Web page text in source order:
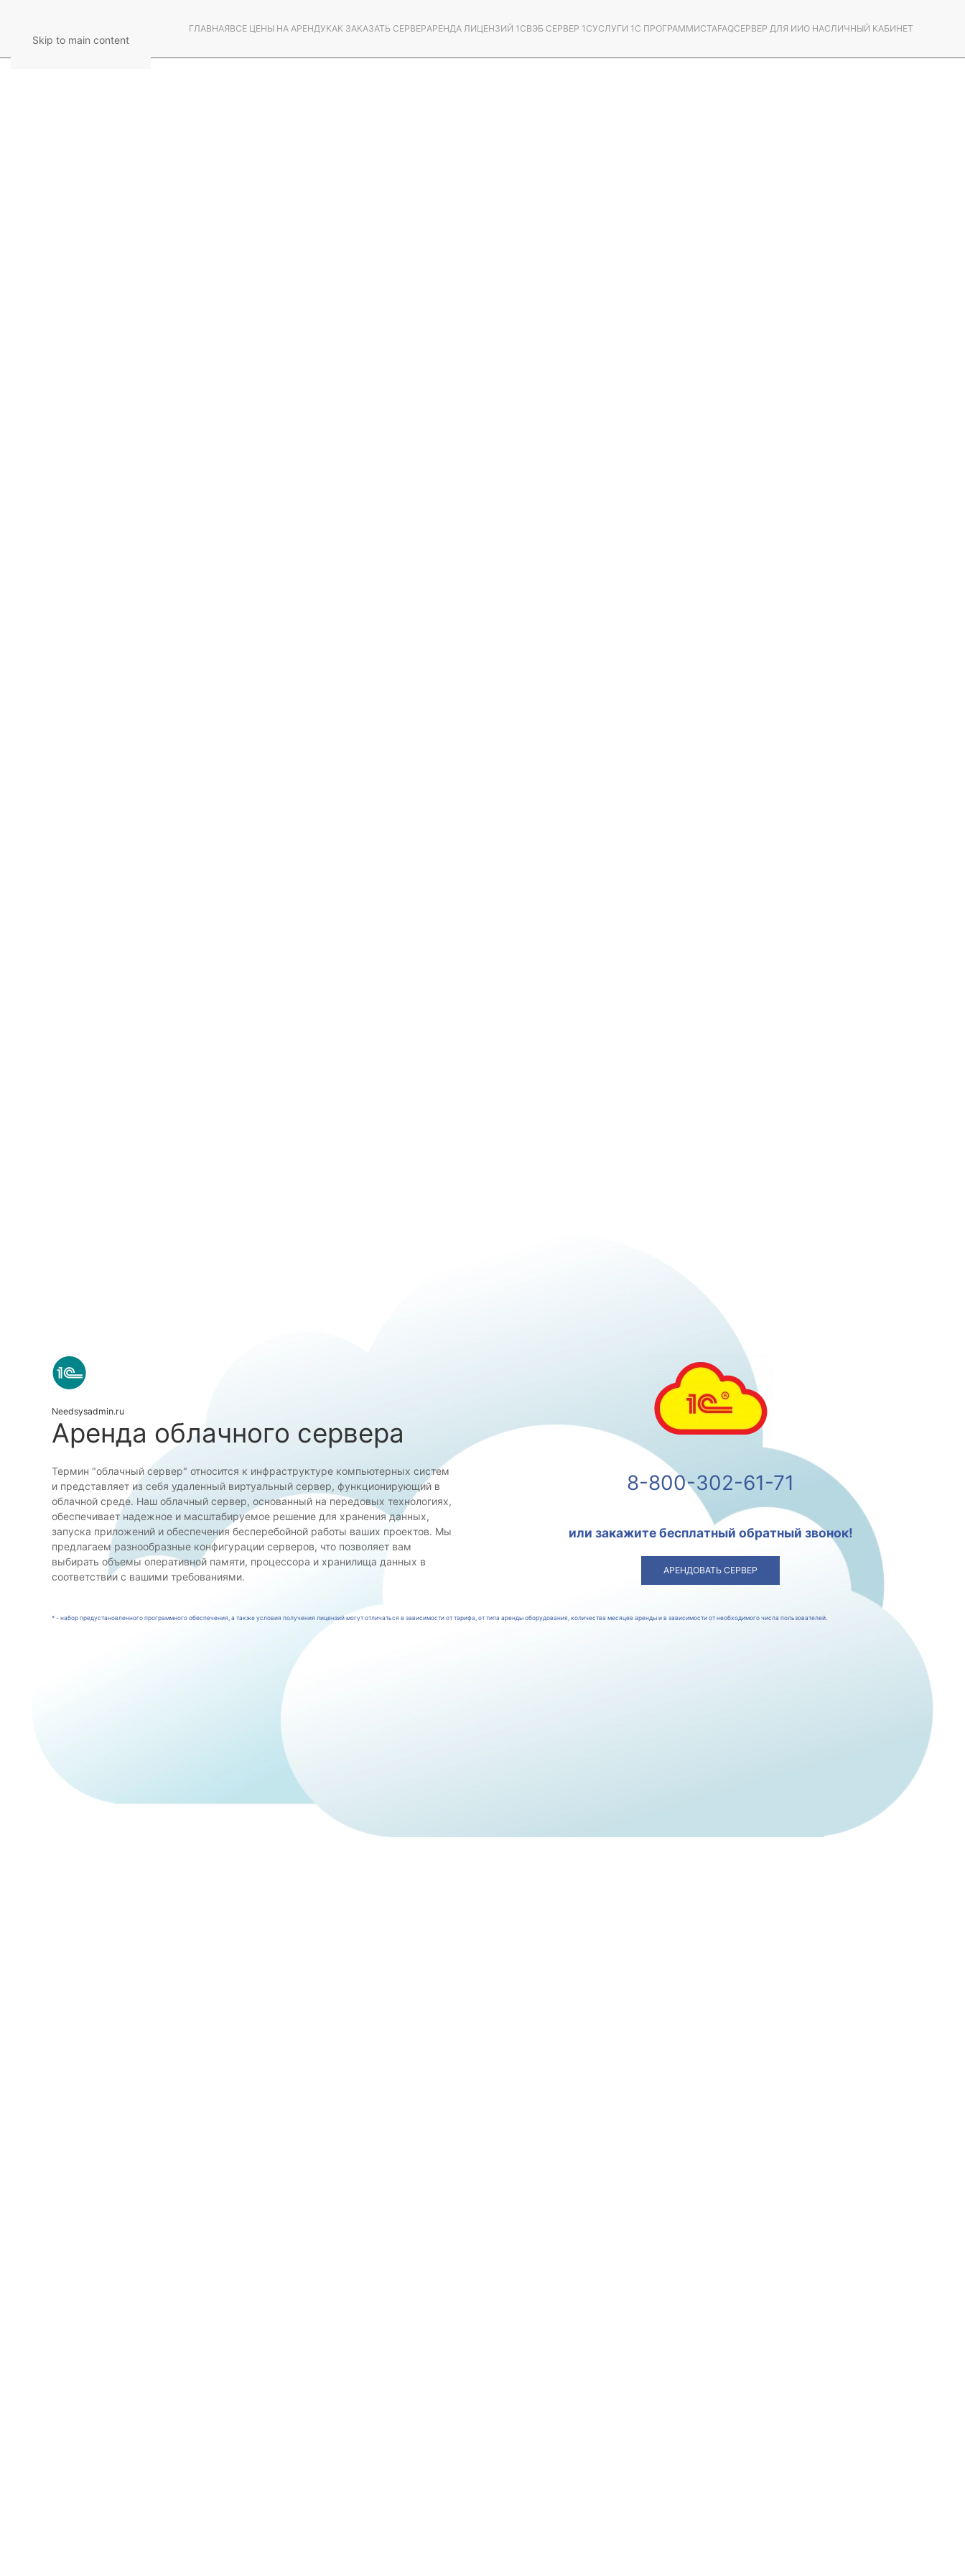
Skip to main content
ГЛАВНАЯВСЕ ЦЕНЫ НА АРЕНДУКАК ЗАКАЗАТЬ СЕРВЕРАРЕНДА ЛИЦЕНЗИЙ 1СВЭБ СЕРВЕР 1СУСЛУГИ 1С ПРОГРАММИСТАFAQСЕРВЕР ДЛЯ ИИО НАСЛИЧНЫЙ КАБИНЕТ
Needsysadmin.ru
Аренда облачного сервера
Термин "облачный сервер" относится к инфраструктуре компьютерных систем
и представляет из себя удаленный виртуальный сервер, функционирующий в
облачной среде. Наш облачный сервер, основанный на передовых технологиях,
обеспечивает надежное и масштабируемое решение для хранения данных,
запуска приложений и обеспечения бесперебойной работы ваших проектов. Мы
предлагаем разнообразные конфигурации серверов, что позволяет вам
выбирать объемы оперативной памяти, процессора и хранилища данных в
соответствии с вашими требованиями.
8-800-302-61-71
или закажите бесплатный обратный звонок!
АРЕНДОВАТЬ СЕРВЕР
* - набор предустановленного программного обеспечения, а также условия получения лицензий могут отличаться в зависимости от тарифа, от типа аренды оборудования, количества месяцев аренды и в зависимости от необходимого числа пользователей.